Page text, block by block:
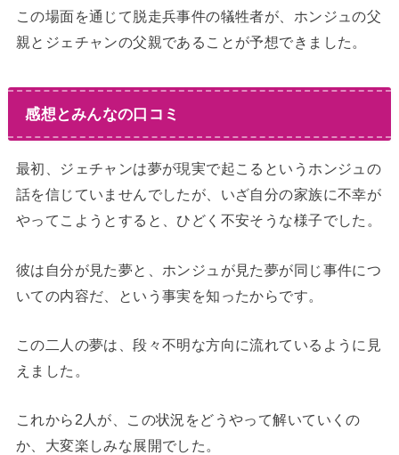
この場面を通じて脱走兵事件の犠牲者が、ホンジュの父
親とジェチャンの父親であることが予想できました。
感想とみんなの口コミ
最初、ジェチャンは夢が現実で起こるというホンジュの
話を信じていませんでしたが、いざ自分の家族に不幸が
やってこようとすると、ひどく不安そうな様子でした。
彼は自分が見た夢と、ホンジュが見た夢が同じ事件につ
いての内容だ、という事実を知ったからです。
この二人の夢は、段々不明な方向に流れているように見
えました。
これから2人が、この状況をどうやって解いていくの
か、大変楽しみな展開でした。